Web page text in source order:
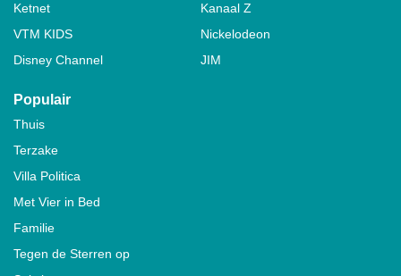
Ketnet
Kanaal Z
VTM KIDS
Nickelodeon
Disney Channel
JIM
Populair
Thuis
Terzake
Villa Politica
Met Vier in Bed
Familie
Tegen de Sterren op